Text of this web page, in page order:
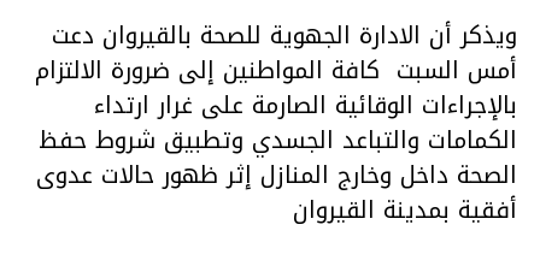
ويذكر أن الادارة الجهوية للصحة بالقيروان دعت
أمس السبت كافة المواطنين إلى ضرورة الالتزام
بالإجراءات الوقائية الصارمة على غرار ارتداء
الكمامات والتباعد الجسدي وتطبيق شروط حفظ
الصحة داخل وخارج المنازل إثر ظهور حالات عدوى
أفقية بمدينة القيروان